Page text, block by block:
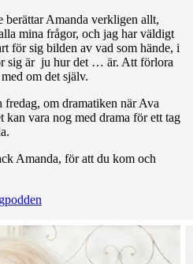
berättar Amanda verkligen allt,
mina frågor, och jag har väldigt
för sig bilden av vad som hände, i
sig är ju hur det … är. Att förlora
om det själv.
om dramatiken när Ava
kan vara nog med drama för ett tag
Amanda, för att du kom och